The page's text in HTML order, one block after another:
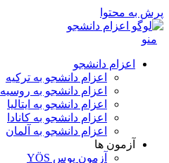
پرش به محتوا
منو
اعزام دانشجو
اعزام دانشجو به ترکیه
اعزام دانشجو به روسیه
اعزام دانشجو به ایتالیا
اعزام دانشجو به کانادا
اعزام دانشجو به آلمان
آزمون ها
آزمون یوس YÖS